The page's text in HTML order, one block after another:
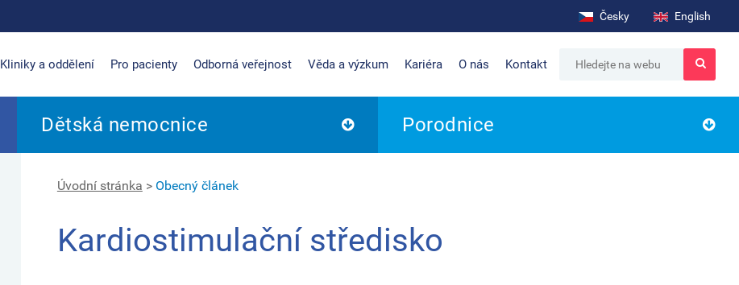
Česky English
Kliniky a oddělení Pro pacienty Odborná veřejnost Věda a výzkum Kariéra O nás Kontakt
Dětská nemocnice Porodnice
Úvodní stránka > Obecný článek
Kardiostimulační středisko